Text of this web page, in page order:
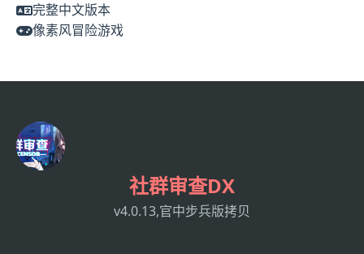
完整中文版本
像素风冒险游戏
社群审查DX
v4.0.13,官中步兵版拷贝